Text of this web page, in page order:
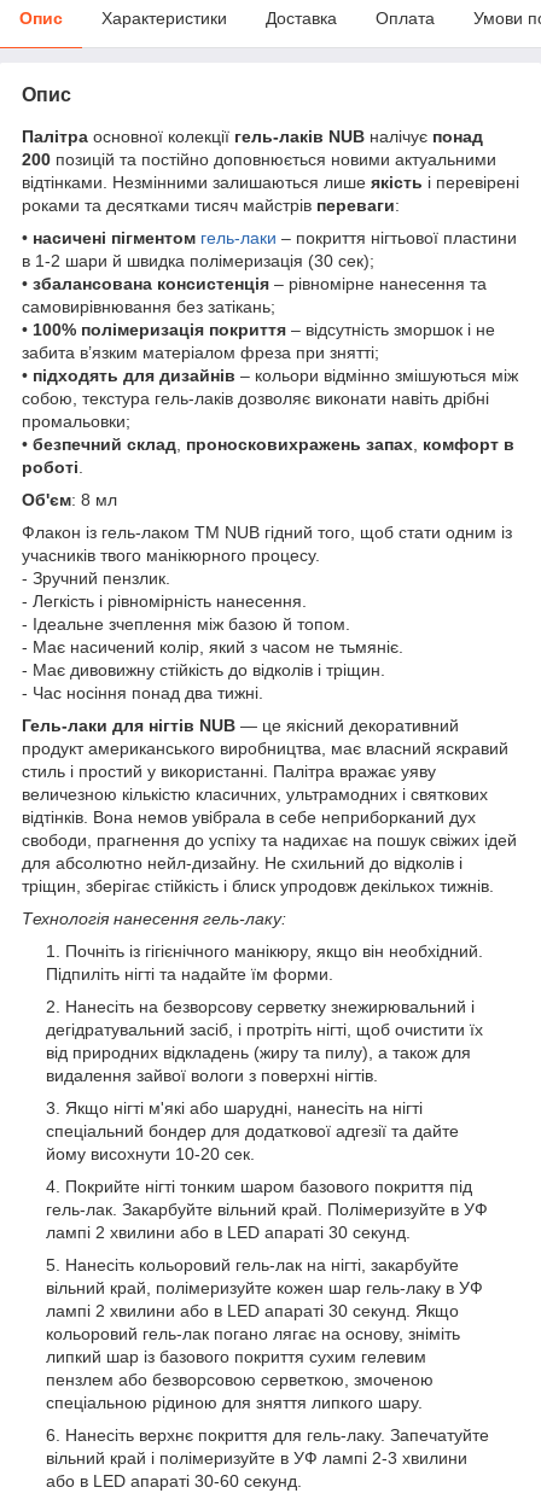
Опис Характеристики Доставка Оплата Умови
Опис
Палітра основної колекції гель-лаків NUB налічує понад
200 позицій та постійно доповнюється новими актуальними
відтінками. Незмінними залишаються лише якість і перевірені
роками та десятками тисяч майстрів переваги:
• насичені пігментом гель-лаки – покриття нігтьової пластини
в 1-2 шари й швидка полімеризація (30 сек);
• збалансована консистенція – рівномірне нанесення та
самовирівнювання без затікань;
• 100% полімеризація покриття – відсутність зморшок і не
забита в’язким матеріалом фреза при знятті;
• підходять для дизайнів – кольори відмінно змішуються між
собою, текстура гель-лаків дозволяє виконати навіть дрібні
промальовки;
• безпечний склад проносковихражень запах комфорт в
роботі
Об'єм: 8 мл
Флакон із гель-лаком TM NUB гідний того, щоб стати одним із
учасників твого манікюрного процесу.
- Зручний пензлик.
- Легкість і рівномірність нанесення.
- Ідеальне зчеплення між базою й топом.
- Має насичений колір, який з часом не тьмяніє.
- Має дивовижну стійкість до відколів і тріщин.
- Час носіння понад два тижні.
Гель-лаки для нігтів NUB — це якісний декоративний
продукт американського виробництва, має власний яскравий
стиль і простий у використанні. Палітра вражає уяву
величезною кількістю класичних, ультрамодних і святкових
відтінків. Вона немов увібрала в себе неприборканий дух
свободи, прагнення до успіху та надихає на пошук свіжих ідей
для абсолютно нейл-дизайну. Не схильний до відколів і
тріщин, зберігає стійкість і блиск упродовж декількох тижнів.
Технологія нанесення гель-лаку:
Почніть із гігієнічного манікюру, якщо він необхідний.
Підпиліть нігті та надайте їм форми.
Нанесіть на безворсову серветку знежирювальний і
дегідратувальний засіб, і протріть нігті, щоб очистити їх
від природних відкладень (жиру та пилу), а також для
видалення зайвої вологи з поверхні нігтів.
Якщо нігті м'які або шарудні, нанесіть на нігті
спеціальний бондер для додаткової адгезії та дайте
йому висохнути 10-20 сек.
Покрийте нігті тонким шаром базового покриття під
гель-лак. Закарбуйте вільний край. Полімеризуйте в УФ
лампі 2 хвилини або в LED апараті 30 секунд.
Нанесіть кольоровий гель-лак на нігті, закарбуйте
вільний край, полімеризуйте кожен шар гель-лаку в УФ
лампі 2 хвилини або в LED апараті 30 секунд. Якщо
кольоровий гель-лак погано лягає на основу, зніміть
липкий шар із базового покриття сухим гелевим
пензлем або безворсовою серветкою, змоченою
спеціальною рідиною для зняття липкого шару.
Нанесіть верхнє покриття для гель-лаку. Запечатуйте
вільний край і полімеризуйте в УФ лампі 2-3 хвилини
або в LED апараті 30-60 секунд.